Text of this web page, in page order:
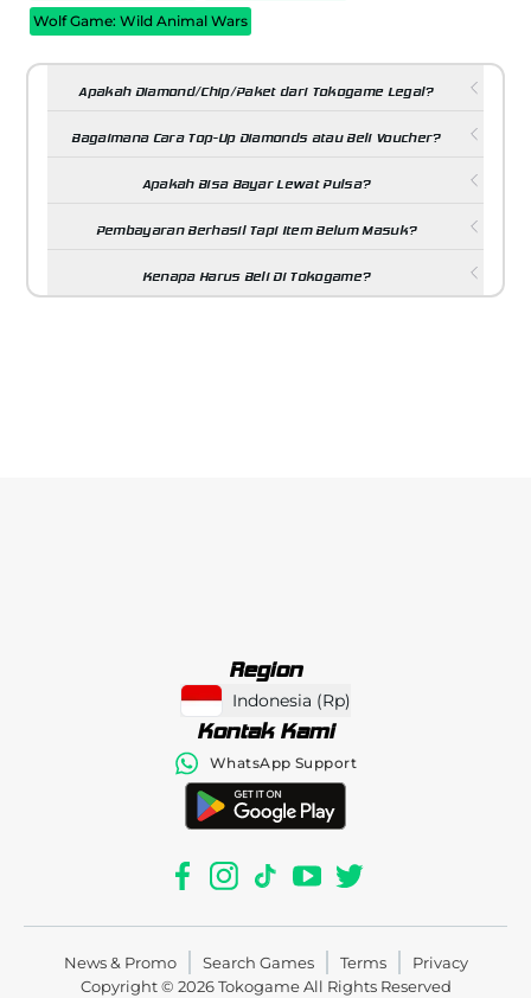
Wolf Game: Wild Animal Wars
Apakah Diamond/Chip/Paket dari Tokogame Legal?
Bagaimana Cara Top-Up Diamonds atau Beli Voucher?
Apakah Bisa Bayar Lewat Pulsa?
Pembayaran Berhasil Tapi Item Belum Masuk?
Kenapa Harus Beli Di Tokogame?
Region
Indonesia (Rp)
Kontak Kami
WhatsApp Support
News & Promo Search Games Terms
Privacy
Copyright © 2026TokogameAll Rights Reserved